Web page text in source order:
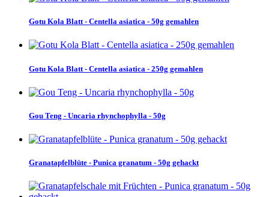
Gotu Kola Blatt - Centella asiatica - 50g gemahlen
Gotu Kola Blatt - Centella asiatica - 250g gemahlen
Gou Teng - Uncaria rhynchophylla - 50g
Granatapfelblüte - Punica granatum - 50g gehackt